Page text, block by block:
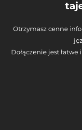
Otrzymasz cenne
Dołączenie jest łatwe